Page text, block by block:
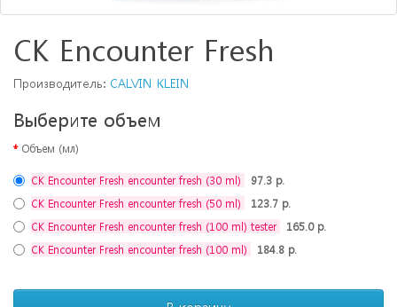
CK Encounter Fresh
Производитель: CALVIN KLEIN
Выберите объем
Объем (мл)
CK Encounter Fresh encounter fresh (30 ml)
97.3 р.
CK Encounter Fresh encounter fresh (50 ml)
123.7 р.
CK Encounter Fresh encounter fresh (100 ml) tester
165.0 р.
CK Encounter Fresh encounter fresh (100 ml)
184.8 р.